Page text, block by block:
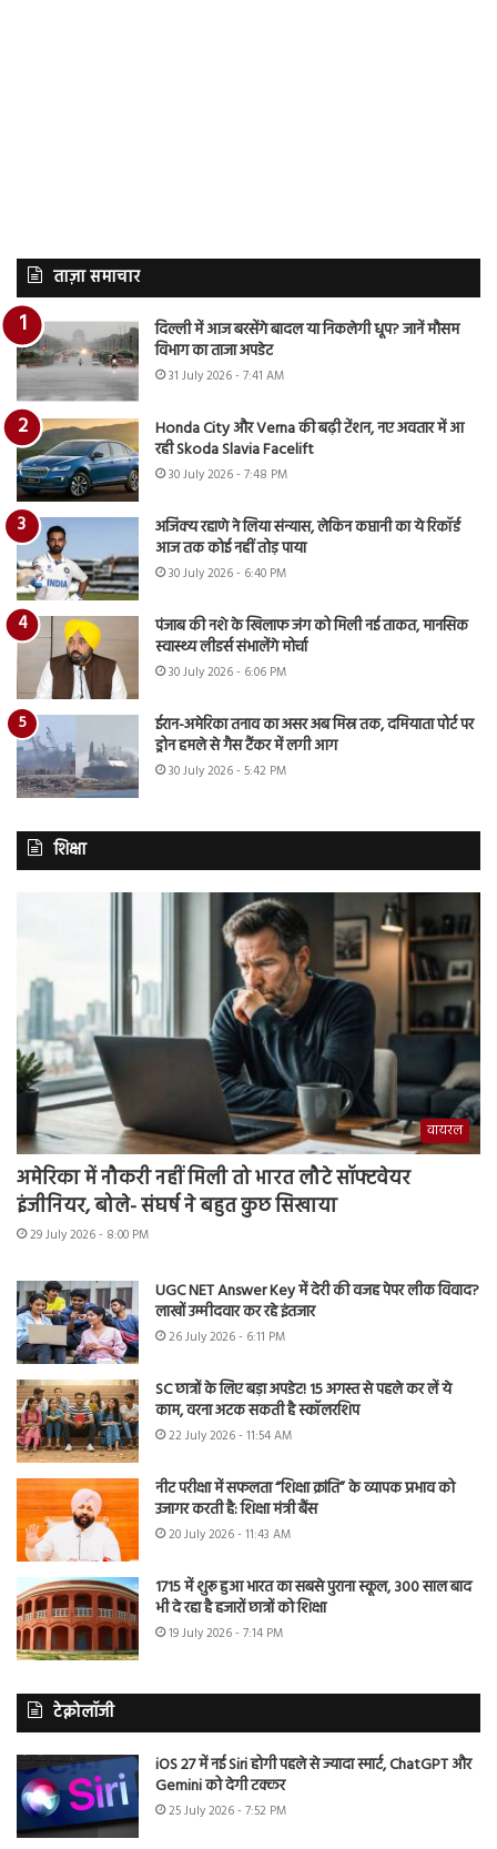
ताज़ा समाचार
दिल्ली में आज बरसेंगे बादल या निकलेगी धूप? जानें मौसम
विभाग का ताजा अपडेट
31 July 2026 - 7:41 AM
Honda City और Verna की बढ़ी टेंशन, नए अवतार में आ
रही Skoda Slavia Facelift
30 July 2026 - 7:48 PM
अजिंक्य रहाणे ने लिया संन्यास, लेकिन कप्तानी का ये रिकॉर्ड
आज तक कोई नहीं तोड़ पाया
30 July 2026 - 6:40 PM
पंजाब की नशे के खिलाफ जंग को मिली नई ताकत, मानसिक
स्वास्थ्य लीडर्स संभालेंगे मोर्चा
30 July 2026 - 6:06 PM
ईरान-अमेरिका तनाव का असर अब मिस्र तक, दमियाता पोर्ट पर
ड्रोन हमले से गैस टैंकर में लगी आग
30 July 2026 - 5:42 PM
शिक्षा
वायरल
अमेरिका में नौकरी नहीं मिली तो भारत लौटे सॉफ्टवेयर
इंजीनियर, बोले- संघर्ष ने बहुत कुछ सिखाया
29 July 2026 - 8:00 PM
UGC NET Answer Key में देरी की वजह पेपर लीक विवाद?
लाखों उम्मीदवार कर रहे इंतजार
26 July 2026 - 6:11 PM
SC छात्रों के लिए बड़ा अपडेट! 15 अगस्त से पहले कर लें ये
काम, वरना अटक सकती है स्कॉलरशिप
22 July 2026 - 11:54 AM
नीट परीक्षा में सफलता “शिक्षा क्रांति” के व्यापक प्रभाव को
उजागर करती है: शिक्षा मंत्री बैंस
20 July 2026 - 11:43 AM
1715 में शुरू हुआ भारत का सबसे पुराना स्कूल, 300 साल बाद
भी दे रहा है हजारों छात्रों को शिक्षा
19 July 2026 - 7:14 PM
टेक्नोलॉजी
iOS 27 में नई Siri होगी पहले से ज्यादा स्मार्ट, ChatGPT और
Gemini को देगी टक्कर
25 July 2026 - 7:52 PM